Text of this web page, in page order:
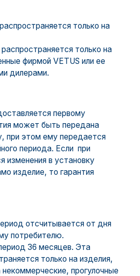
только на
только на
фирмой VETUS или ее
дилерами.
первому
может быть передана
при этом ему передается
периода. Если при
изменения в установку
изделие, то гарантия
отсчитывается от дня
потребителю.
36 месяцев. Эта
только на изделия,
прогулочные